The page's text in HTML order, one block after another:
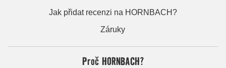
Jak přidat recenzi na HORNBACH?
Záruky
Proč HORNBACH?